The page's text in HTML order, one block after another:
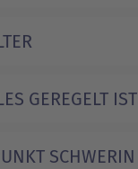
GEREGELT IST
SCHWERIN